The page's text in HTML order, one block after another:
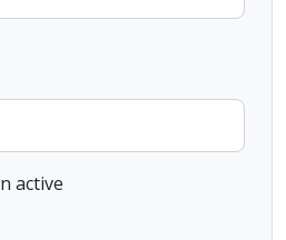
active